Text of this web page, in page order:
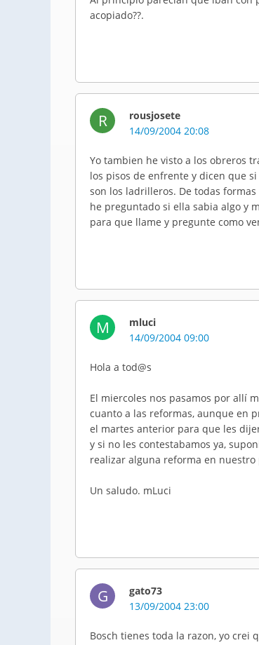
acopiado??.
R
rousjosete
14/09/2004 20:08
Yo tambien he visto a los obreros
los pisos de enfrente y dicen que
son los ladrilleros. De todas
he preguntado si ella sabia algo y
para que llame y pregunte como
M
mluci
14/09/2004 09:00
Hola a tod@s
El miercoles nos pasamos por allí
cuanto a las reformas, aunque en
el martes anterior para que les
y si no les contestabamos ya,
realizar alguna reforma en nuestro
Un saludo. mLuci
G
gato73
13/09/2004 23:00
Bosch tienes toda la razon, yo crei